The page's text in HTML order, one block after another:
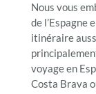
Nous vous
de l’Espagne
itinéraire
voyage en
Costa Brava